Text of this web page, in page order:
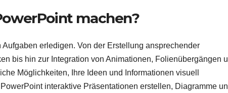
machen?
erledigen. Von der Erstellung ansprechender
bis hin zur Integration von Animationen, Folienübergängen
Möglichkeiten, Ihre Ideen und Informationen visuell
interaktive Präsentationen erstellen, Diagramme